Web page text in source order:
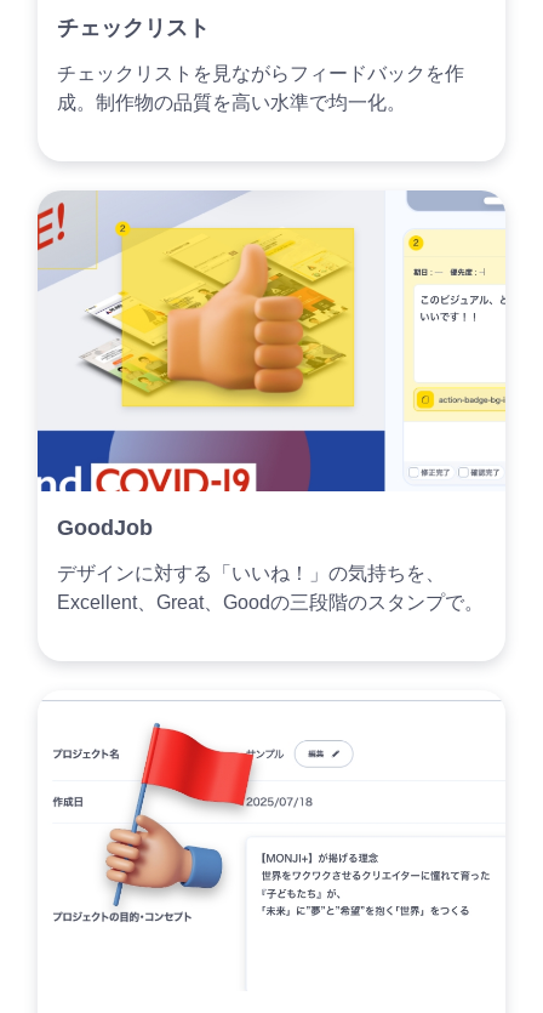
チェックリスト
チェックリストを見ながらフィードバックを作
成。制作物の品質を高い水準で均一化。
GoodJob
デザインに対する「いいね！」の気持ちを、
Excellent、Great、Goodの三段階のスタンプで。